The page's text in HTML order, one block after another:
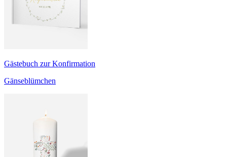
Gästebuch zur Konfirmation
Gänseblümchen